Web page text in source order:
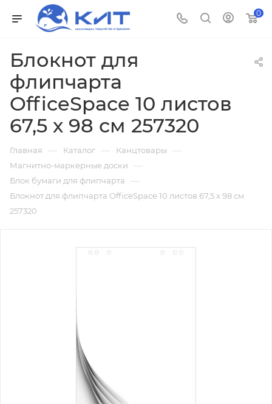
0
Блокнот для
флипчарта
OfficeSpace 10 листов
67,5 х 98 см 257320
Главная — Каталог — Канцтовары —
Магнитно-маркерные доски —
Блок бумаги для флипчарта —
Блокнот для флипчарта OfficeSpace 10 листов 67,5 х 98 см
257320